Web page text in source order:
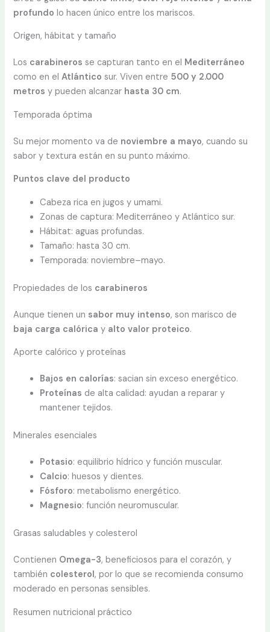
profundo lo hacen único entre los mariscos.
Origen, hábitat y tamaño
Los carabineros se capturan tanto en el Mediterráneo
como en elAtlántico sur. Viven entre 500 y 2.000
metros y pueden alcanzar hasta 30 cm.
Temporada óptima
Su mejor momento va de noviembre a mayo, cuando su
sabor y textura están en su punto máximo.
Puntos clave del producto
Cabeza rica en jugos y umami.
Zonas de captura: Mediterráneo y Atlántico sur.
Hábitat: aguas profundas.
Tamaño: hasta 30 cm.
Temporada: noviembre–mayo.
Propiedades de los carabineros
Aunque tienen un sabor muy intenso, son marisco de
baja carga calórica y alto valor proteico.
Aporte calórico y proteínas
Bajos en calorías: sacian sin exceso energético.
Proteínas de alta calidad: ayudan a reparar y
mantener tejidos.
Minerales esenciales
Potasio: equilibrio hídrico y función muscular.
Calcio: huesos y dientes.
Fósforo: metabolismo energético.
Magnesio: función neuromuscular.
Grasas saludables y colesterol
Contienen Omega-3, beneficiosos para el corazón, y
también colesterol, por lo que se recomienda consumo
moderado en personas sensibles.
Resumen nutricional práctico